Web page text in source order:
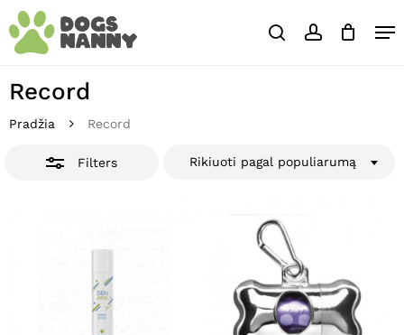
Skip
to
main
searchaccount
Krepšelis
Cart
Record
Pradžia Record
Filters Rikiuoti pagal populiarumą
Close